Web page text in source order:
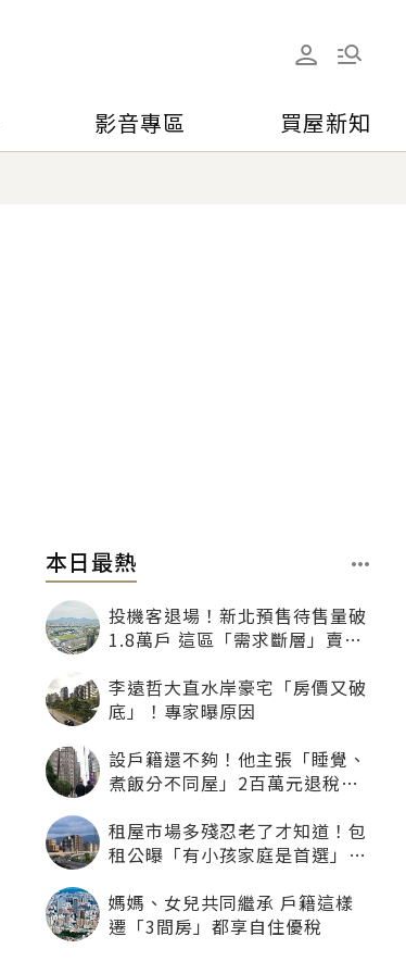
影音專區 買屋新知
本日最熱
投機客退場！新北預售待售量破
1.8萬戶 這區「需求斷層」賣壓
李遠哲大直水岸豪宅「房價又破
底」！專家曝原因
設戶籍還不夠！他主張「睡覺、
煮飯分不同屋」2百萬元退稅照
租屋市場多殘忍老了才知道！包
租公曝「有小孩家庭是首選」：
媽媽、女兒共同繼承 戶籍這樣
遷「3間房」都享自住優稅